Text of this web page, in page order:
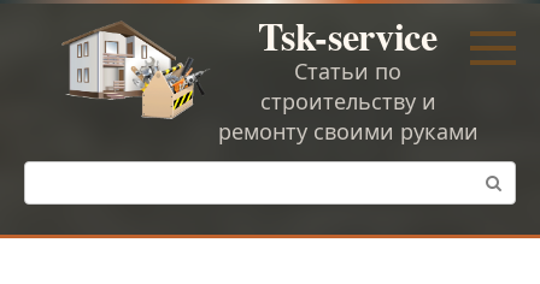
Перейти
Tsk-service
Статьи по
строительству и
ремонту своими руками
Поиск: